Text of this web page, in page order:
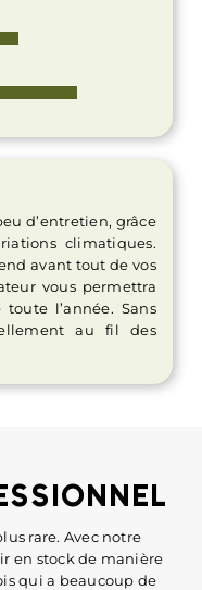
d’entretien, grâce
climatiques.
avant tout de vos
vous permettra
l’année. Sans
au fil des
rare. Avec notre
en stock de manière
qui a beaucoup de